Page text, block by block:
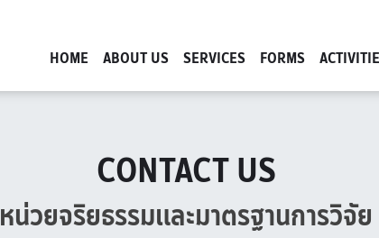
HOME ABOUT US SERVICES FORMS
CONTACT US
หน่วยจริยธรรมและมาตรฐานการวิจัย